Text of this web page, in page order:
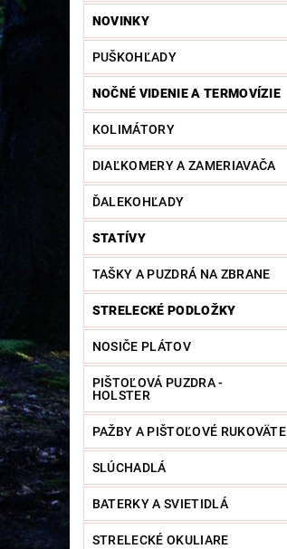
NOVINKY
PUŠKOHĽADY
NOČNÉ VIDENIE A TERMOVÍZIE
KOLIMÁTORY
DIAĽKOMERY A ZAMERIAVAČA
ĎALEKOHĽADY
STATÍVY
TAŠKY A PUZDRÁ NA ZBRANE
STRELECKÉ PODLOŽKY
NOSIČE PLÁTOV
PIŠTOĽOVÁ PUZDRA -
HOLSTER
PAŽBY A PIŠTOĽOVÉ RUKOVÄTE
SLÚCHADLÁ
BATERKY A SVIETIDLÁ
STRELECKÉ OKULIARE